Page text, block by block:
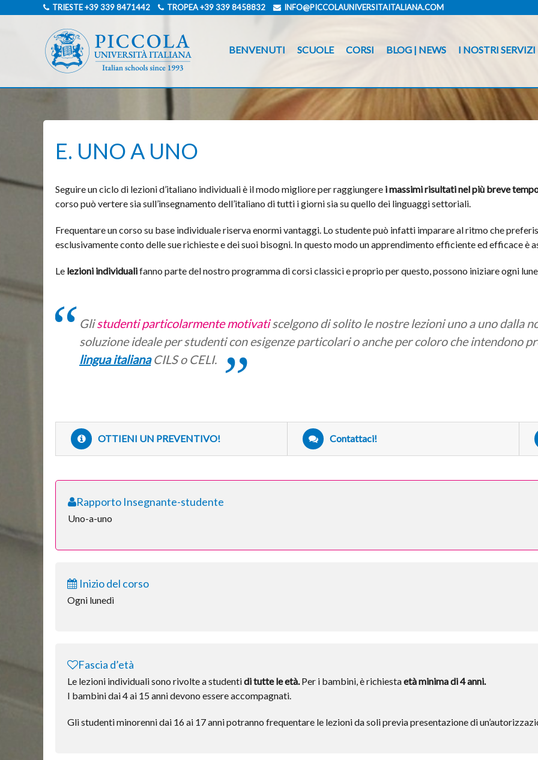
TRIESTE+39 339 8471442 TROPEA+39 339 8458832 INFO@PICCOLAUNIVERSITAITALIANA.COM
BENVENUTI SCUOLE CORSI BLOG | NEWS I NOSTRI SERVIZI
E. UNO A UNO
Seguire un ciclo di lezioni d’italiano individuali è il modo migliore per raggiungere i massimi risultati nel più breve
corso può vertere sia sull’insegnamento dell’italiano di tutti i giorni sia su quello dei linguaggi settoriali.
Frequentare un corso su base individuale riserva enormi vantaggi. Lo studente può infatti imparare al ritmo che
esclusivamente conto delle sue richieste e dei suoi bisogni. In questo modo un apprendimento efficiente ed efficace è
Le lezioni individualifanno parte del nostro programma di corsi classici e proprio per questo, possono iniziare ogni
Glistudenti particolarmente motivatiscelgono di solito le nostre lezioni uno a uno dalla
soluzione ideale per studenti con esigenze particolari o anche per coloro che intendono
lingua italianaCILS o CELI.
OTTIENI UN PREVENTIVO! Contattaci!
Rapporto Insegnante-studente
Uno-a-uno
Inizio del corso
Ogni lunedì
Fascia d’età
Le lezioni individuali sono rivolte a studentidi tutte le età.Per i bambini, è richiestaetà minima di 4 anni.
I bambini dai 4 ai 15 anni devono essere accompagnati.
Gli studenti minorenni dai 16 ai 17 anni potranno frequentare le lezioni da soli previa presentazione di